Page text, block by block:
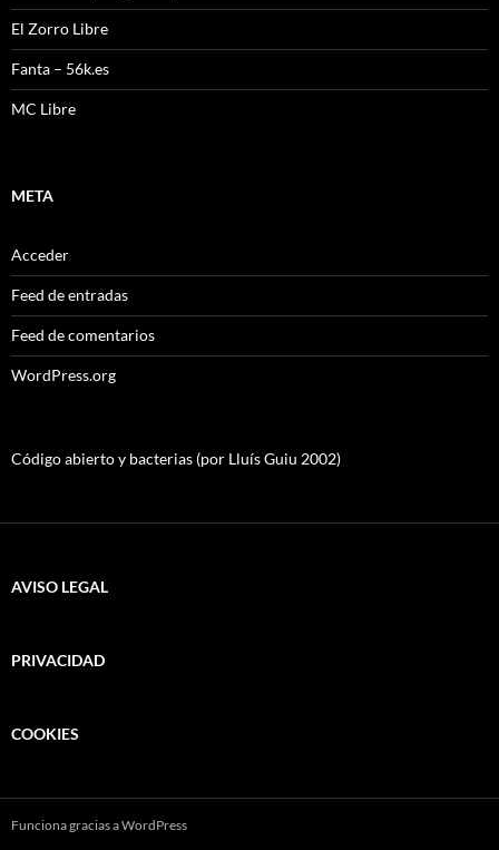
El Zorro Libre
Fanta – 56k.es
MC Libre
META
Acceder
Feed de entradas
Feed de comentarios
WordPress.org
Código abierto y bacterias (por Lluís Guiu 2002)
AVISO LEGAL
PRIVACIDAD
COOKIES
Funciona gracias a WordPress